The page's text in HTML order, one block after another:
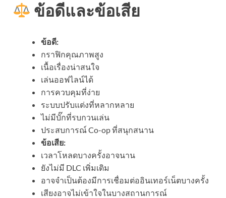
ข้อดีและข้อเสีย
ข้อดี:
กราฟิกคุณภาพสูง
เนื้อเรื่องน่าสนใจ
เล่นออฟไลน์ได้
การควบคุมที่ง่าย
ระบบปรับแต่งที่หลากหลาย
ไม่มีบั๊กที่รบกวนเล่น
ประสบการณ์ Co-op ที่สนุกสนาน
ข้อเสีย:
เวลาโหลดบางครั้งอาจนาน
ยังไม่มี DLC เพิ่มเติม
อาจจำเป็นต้องมีการเชื่อมต่ออินเทอร์เน็ตบางครั้ง
เสียงอาจไม่เข้าใจในบางสถานการณ์